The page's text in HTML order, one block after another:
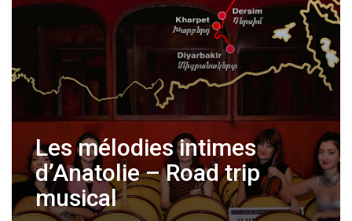
Les mélodies intimes
d’Anatolie – Road trip
musical